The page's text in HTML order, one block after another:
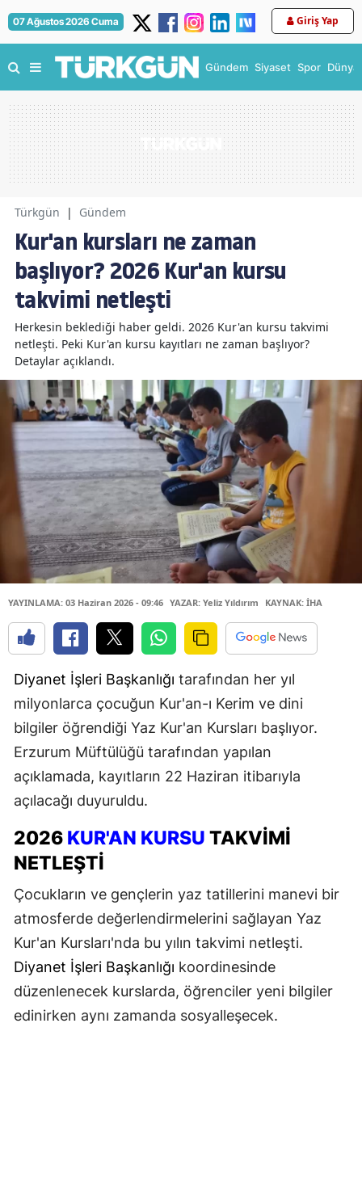
07 Ağustos 2026 Cuma Giriş Yap
Gündem Siyaset Spor Dünya
Türkgün | Gündem
Kur'an kursları ne zaman
başlıyor? 2026 Kur'an kursu
takvimi netleşti
Herkesin beklediği haber geldi. 2026 Kur'an kursu takvimi
netleşti. Peki Kur'an kursu kayıtları ne zaman başlıyor?
Detaylar açıklandı.
YAYINLAMA: 03 Haziran 2026 - 09:46 YAZAR: Yeliz Yıldırım KAYNAK: İHA
Diyanet İşleri Başkanlığı tarafından her yıl
milyonlarca çocuğun Kur'an-ı Kerim ve dini
bilgiler öğrendiği Yaz Kur'an Kursları başlıyor.
Erzurum Müftülüğü tarafından yapılan
açıklamada, kayıtların 22 Haziran itibarıyla
açılacağı duyuruldu.
2026 KUR'AN KURSU TAKVİMİ
NETLEŞTİ
Çocukların ve gençlerin yaz tatillerini manevi bir
atmosferde değerlendirmelerini sağlayan Yaz
Kur'an Kursları'nda bu yılın takvimi netleşti.
Diyanet İşleri Başkanlığı koordinesinde
düzenlenecek kurslarda, öğrenciler yeni bilgiler
edinirken aynı zamanda sosyalleşecek.